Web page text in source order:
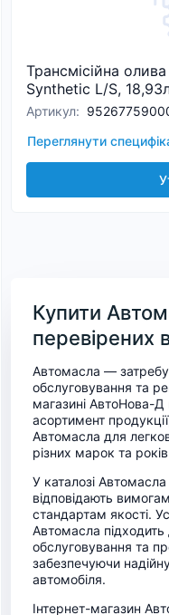
Трансмісійна
Synthetic L/S,
Артикул:
Переглянути
Купити
перевірених
Автомасла —
обслуговування та
магазині АвтоНова-
асортимент
Автомасла для
різних марок та
У каталозі
відповідають
стандартам якості.
Автомасла підходить
обслуговування та
забезпечуючи
автомобіля.
Інтернет-магазин